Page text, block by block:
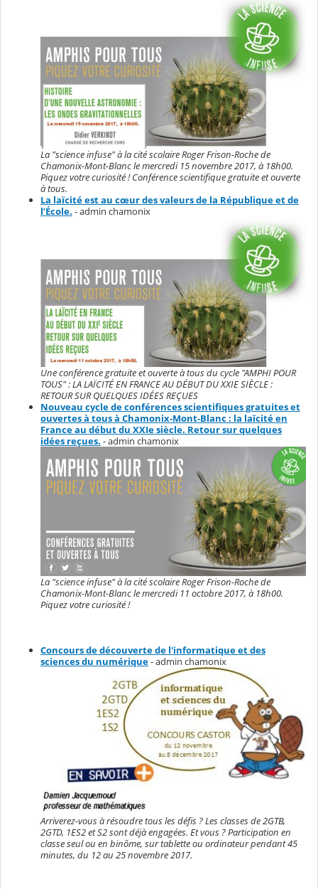
La "science infuse" à la cité scolaire Roger Frison-Roche de
Chamonix-Mont-Blanc le mercredi 15 novembre 2017, à 18h00.
Piquez votre curiosité ! Conférence scientifique gratuite et ouverte
à tous.
La laïcité est au cœur des valeurs de la République et de
l’École. - admin chamonix
Une conférence gratuite et ouverte à tous du cycle "AMPHI POUR
TOUS" : LA LAÏCITÉ EN FRANCE AU DÉBUT DU XXIE SIÈCLE :
RETOUR SUR QUELQUES IDÉES REÇUES
Nouveau cycle de conférences scientifiques gratuites et
ouvertes à tous à Chamonix-Mont-Blanc : la laïcité en
France au début du XXIe siècle. Retour sur quelques
idées reçues. - admin chamonix
La "science infuse" à la cité scolaire Roger Frison-Roche de
Chamonix-Mont-Blanc le mercredi 11 octobre 2017, à 18h00.
Piquez votre curiosité !
Concours de découverte de l'informatique et des
sciences du numérique- admin chamonix
Arriverez-vous à résoudre tous les défis ? Les classes de 2GTB,
2GTD, 1ES2 et S2 sont déjà engagées. Et vous ? Participation en
classe seul ou en binôme, sur tablette ou ordinateur pendant 45
minutes, du 12 au 25 novembre 2017.